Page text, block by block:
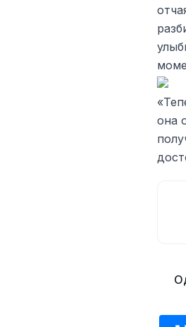
она